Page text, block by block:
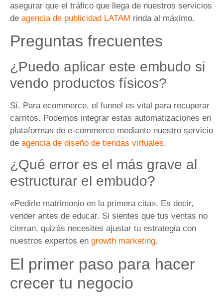
asegurar que el tráfico que llega de nuestros servicios
de agencia de publicidad LATAM rinda al máximo.
Preguntas frecuentes
¿Puedo aplicar este embudo si
vendo productos físicos?
Sí. Para ecommerce, el funnel es vital para recuperar
carritos. Podemos integrar estas automatizaciones en
plataformas de e-commerce mediante nuestro servicio
de agencia de diseño de tiendas virtuales.
¿Qué error es el más grave al
estructurar el embudo?
«Pedirle matrimonio en la primera cita». Es decir,
vender antes de educar. Si sientes que tus ventas no
cierran, quizás necesites ajustar tu estrategia con
nuestros expertos en growth marketing.
El primer paso para hacer
crecer tu negocio